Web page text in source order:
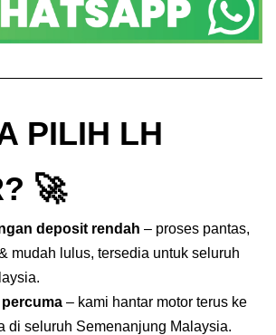
PILIH LH
🚀
deposit rendah – proses pantas,
mudah lulus, tersedia untuk seluruh
– kami hantar motor terus ke
di seluruh Semenanjung Malaysia.